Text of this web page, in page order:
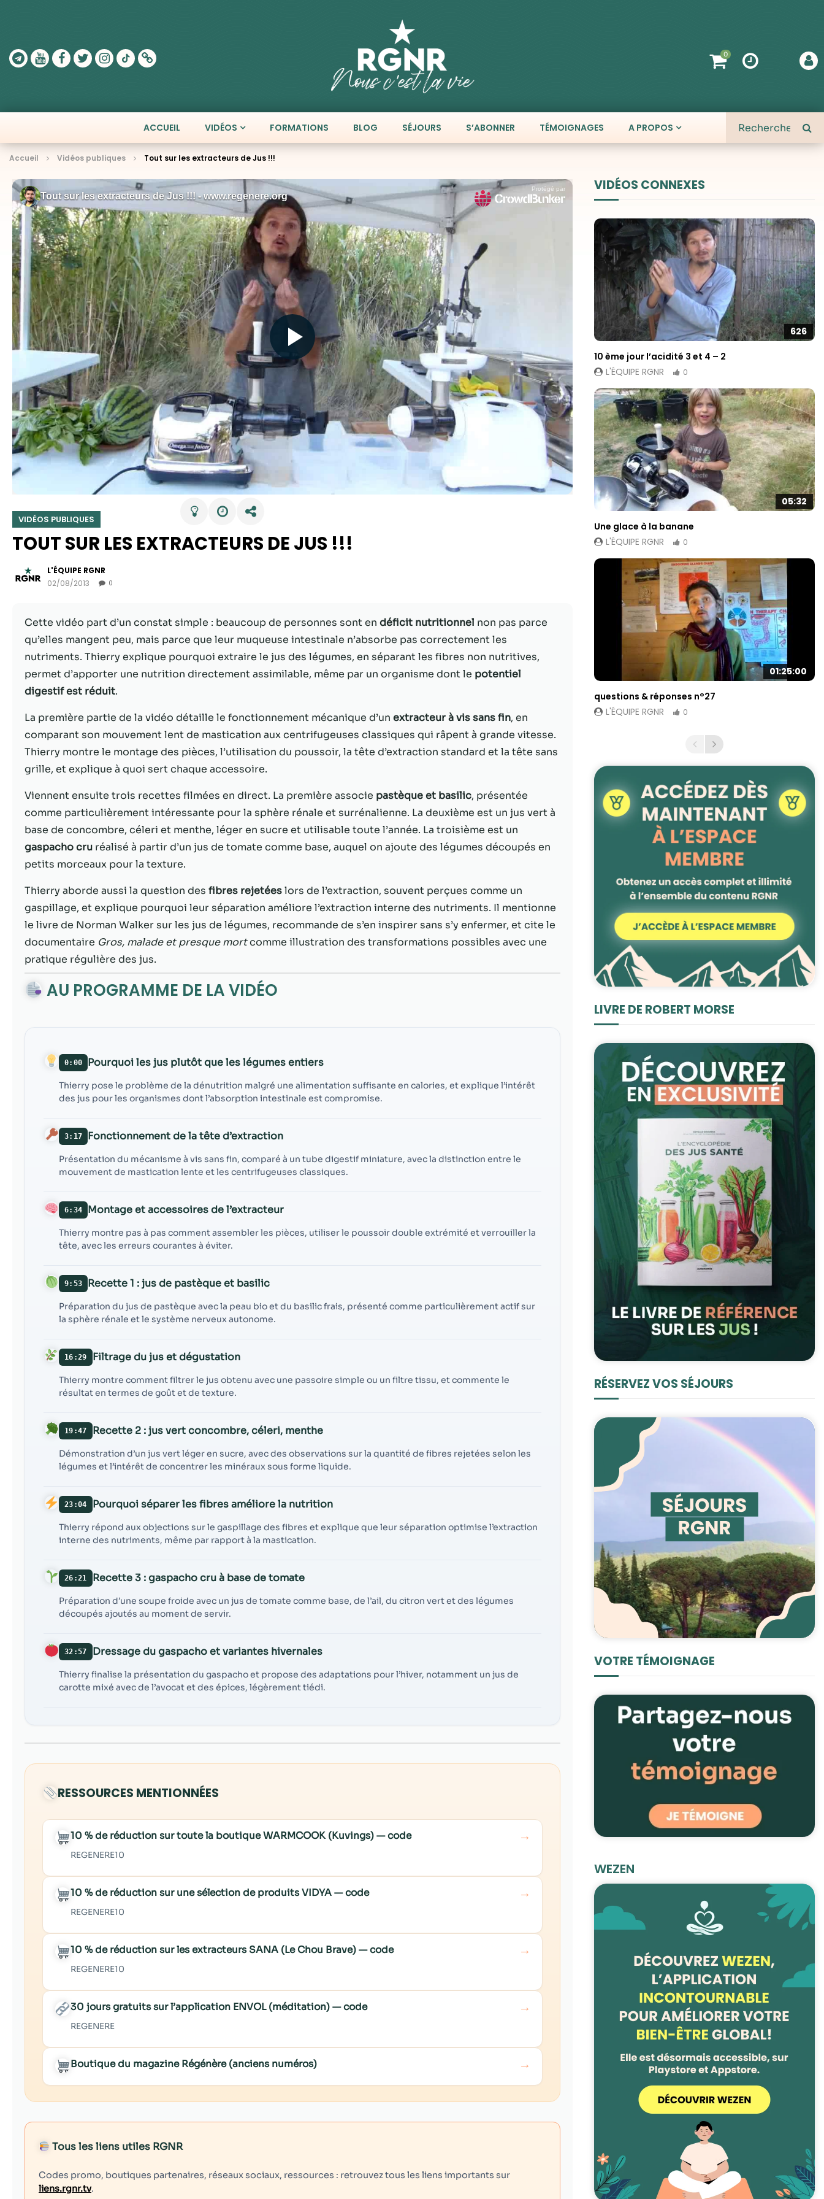
0
ACCUEIL VIDÉOS FORMATIONS BLOG SÉJOURS S’ABONNER TÉMOIGNAGES A PROPOS
Accueil Vidéos publiques Tout sur les extracteurs de Jus !!!
VIDÉOS PUBLIQUES
TOUT SUR LES EXTRACTEURS DE JUS !!!
L'ÉQUIPE RGNR
02/08/2013
0
Cette vidéo part d’un constat simple : beaucoup de personnes sont en déficit nutritionnel non pas parce
qu’elles mangent peu, mais parce que leur muqueuse intestinale n’absorbe pas correctement les
nutriments. Thierry explique pourquoi extraire le jus des légumes, en séparant les fibres non nutritives,
permet d’apporter une nutrition directement assimilable, même par un organisme dont le potentiel
digestif est réduit.
La première partie de la vidéo détaille le fonctionnement mécanique d’un extracteur à vis sans fin, en
comparant son mouvement lent de mastication aux centrifugeuses classiques qui râpent à grande vitesse.
Thierry montre le montage des pièces, l’utilisation du poussoir, la tête d’extraction standard et la tête sans
grille, et explique à quoi sert chaque accessoire.
Viennent ensuite trois recettes filmées en direct. La première associe pastèque et basilic, présentée
comme particulièrement intéressante pour la sphère rénale et surrénalienne. La deuxième est un jus vert à
base de concombre, céleri et menthe, léger en sucre et utilisable toute l’année. La troisième est un
gaspacho cru réalisé à partir d’un jus de tomate comme base, auquel on ajoute des légumes découpés en
petits morceaux pour la texture.
Thierry aborde aussi la question des fibres rejetéeslors de l’extraction, souvent perçues comme un
gaspillage, et explique pourquoi leur séparation améliore l’extraction interne des nutriments. Il mentionne
le livre de Norman Walker sur les jus de légumes, recommande de s’en inspirer sans s’y enfermer, et cite le
documentaire Gros, malade et presque mortcomme illustration des transformations possibles avec une
pratique régulière des jus.
AU PROGRAMME DE LA VIDÉO
0:00 Pourquoi les jus plutôt que les légumes entiers
Thierry pose le problème de la dénutrition malgré une alimentation suffisante en calories, et explique l’intérêt
des jus pour les organismes dont l’absorption intestinale est compromise.
3:17 Fonctionnement de la tête d’extraction
Présentation du mécanisme à vis sans fin, comparé à un tube digestif miniature, avec la distinction entre le
mouvement de mastication lente et les centrifugeuses classiques.
6:34 Montage et accessoires de l’extracteur
Thierry montre pas à pas comment assembler les pièces, utiliser le poussoir double extrémité et verrouiller la
tête, avec les erreurs courantes à éviter.
9:53 Recette 1 : jus de pastèque et basilic
Préparation du jus de pastèque avec la peau bio et du basilic frais, présenté comme particulièrement actif sur
la sphère rénale et le système nerveux autonome.
16:29 Filtrage du jus et dégustation
Thierry montre comment filtrer le jus obtenu avec une passoire simple ou un filtre tissu, et commente le
résultat en termes de goût et de texture.
19:47 Recette 2 : jus vert concombre, céleri, menthe
Démonstration d’un jus vert léger en sucre, avec des observations sur la quantité de fibres rejetées selon les
légumes et l’intérêt de concentrer les minéraux sous forme liquide.
23:04 Pourquoi séparer les fibres améliore la nutrition
Thierry répond aux objections sur le gaspillage des fibres et explique que leur séparation optimise l’extraction
interne des nutriments, même par rapport à la mastication.
26:21 Recette 3 : gaspacho cru à base de tomate
Préparation d’une soupe froide avec un jus de tomate comme base, de l’ail, du citron vert et des légumes
découpés ajoutés au moment de servir.
32:57 Dressage du gaspacho et variantes hivernales
Thierry finalise la présentation du gaspacho et propose des adaptations pour l’hiver, notamment un jus de
carotte mixé avec de l’avocat et des épices, légèrement tiédi.
RESSOURCES MENTIONNÉES
10 % de réduction sur toute la boutique WARMCOOK (Kuvings) — code
REGENERE10
→
10 % de réduction sur une sélection de produits VIDYA — code
REGENERE10
→
10 % de réduction sur les extracteurs SANA (Le Chou Brave) — code
REGENERE10
→
30 jours gratuits sur l’application ENVOL (méditation) — code
REGENERE
→
Boutique du magazine Régénère (anciens numéros) →
Tous les liens utiles RGNR
Codes promo, boutiques partenaires, réseaux sociaux, ressources : retrouvez tous les liens importants sur
liens.rgnr.tv.
VIDÉOS CONNEXES
626
10 ème jour l’acidité 3 et 4 – 2
L'ÉQUIPE RGNR
0
05:32
Une glace à la banane
L'ÉQUIPE RGNR
0
01:25:00
questions & réponses n°27
L'ÉQUIPE RGNR
0
LIVRE DE ROBERT MORSE
RÉSERVEZ VOS SÉJOURS
VOTRE TÉMOIGNAGE
WEZEN
Nécessaire
sont pas
facultatifs. Ils
sont
améliorer la
fonctionnalité
et la structure
du site Web,
de la façon
utilisé.
fonctionne
aussi bien que
possible lors
Si vous refusez
fonctionnalités
disparaîtront
En partageant
voir du